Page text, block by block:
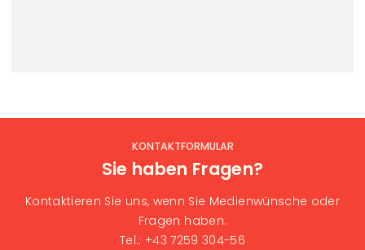
KONTAKTFORMULAR
Sie haben Fragen?
Kontaktieren Sie uns, wenn Sie Medienwünsche oder
Fragen haben.
Tel.: +43 7259 304-56